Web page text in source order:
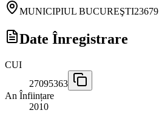
MUNICIPIUL BUCUREŞTI23679
Date Înregistrare
CUI
27095363
An Înființare
2010